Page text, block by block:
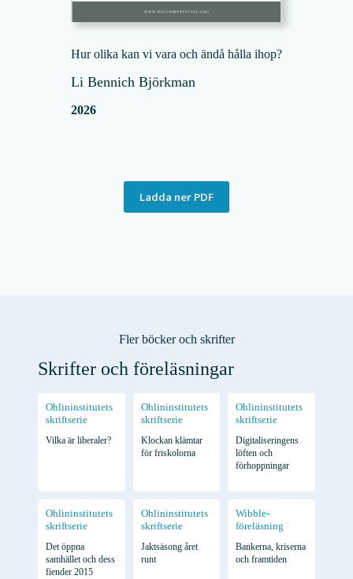
Hur olika kan vi vara och ändå hålla ihop?
Li Bennich Björkman
2026
Ladda ner PDF
Fler böcker och skrifter
Skrifter och föreläsningar
Ohlininstitutets
skriftserie
Vilka är liberaler?
Ohlininstitutets
skriftserie
Klockan klämtar
för friskolorna
Ohlininstitutets
skriftserie
Digitaliseringens
löften och
förhoppningar
Ohlininstitutets
skriftserie
Det öppna
samhället och dess
fiender 2015
Ohlininstitutets
skriftserie
Jaktsäsong året
runt
Wibble-
föreläsning
Bankerna, kriserna
och framtiden